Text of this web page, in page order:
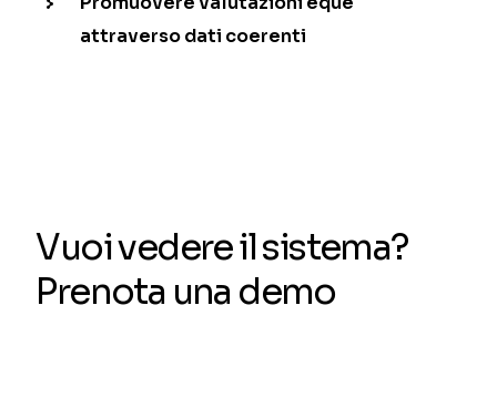
attraverso dati coerenti
Vuoi vedere il sistema?
Prenota una demo